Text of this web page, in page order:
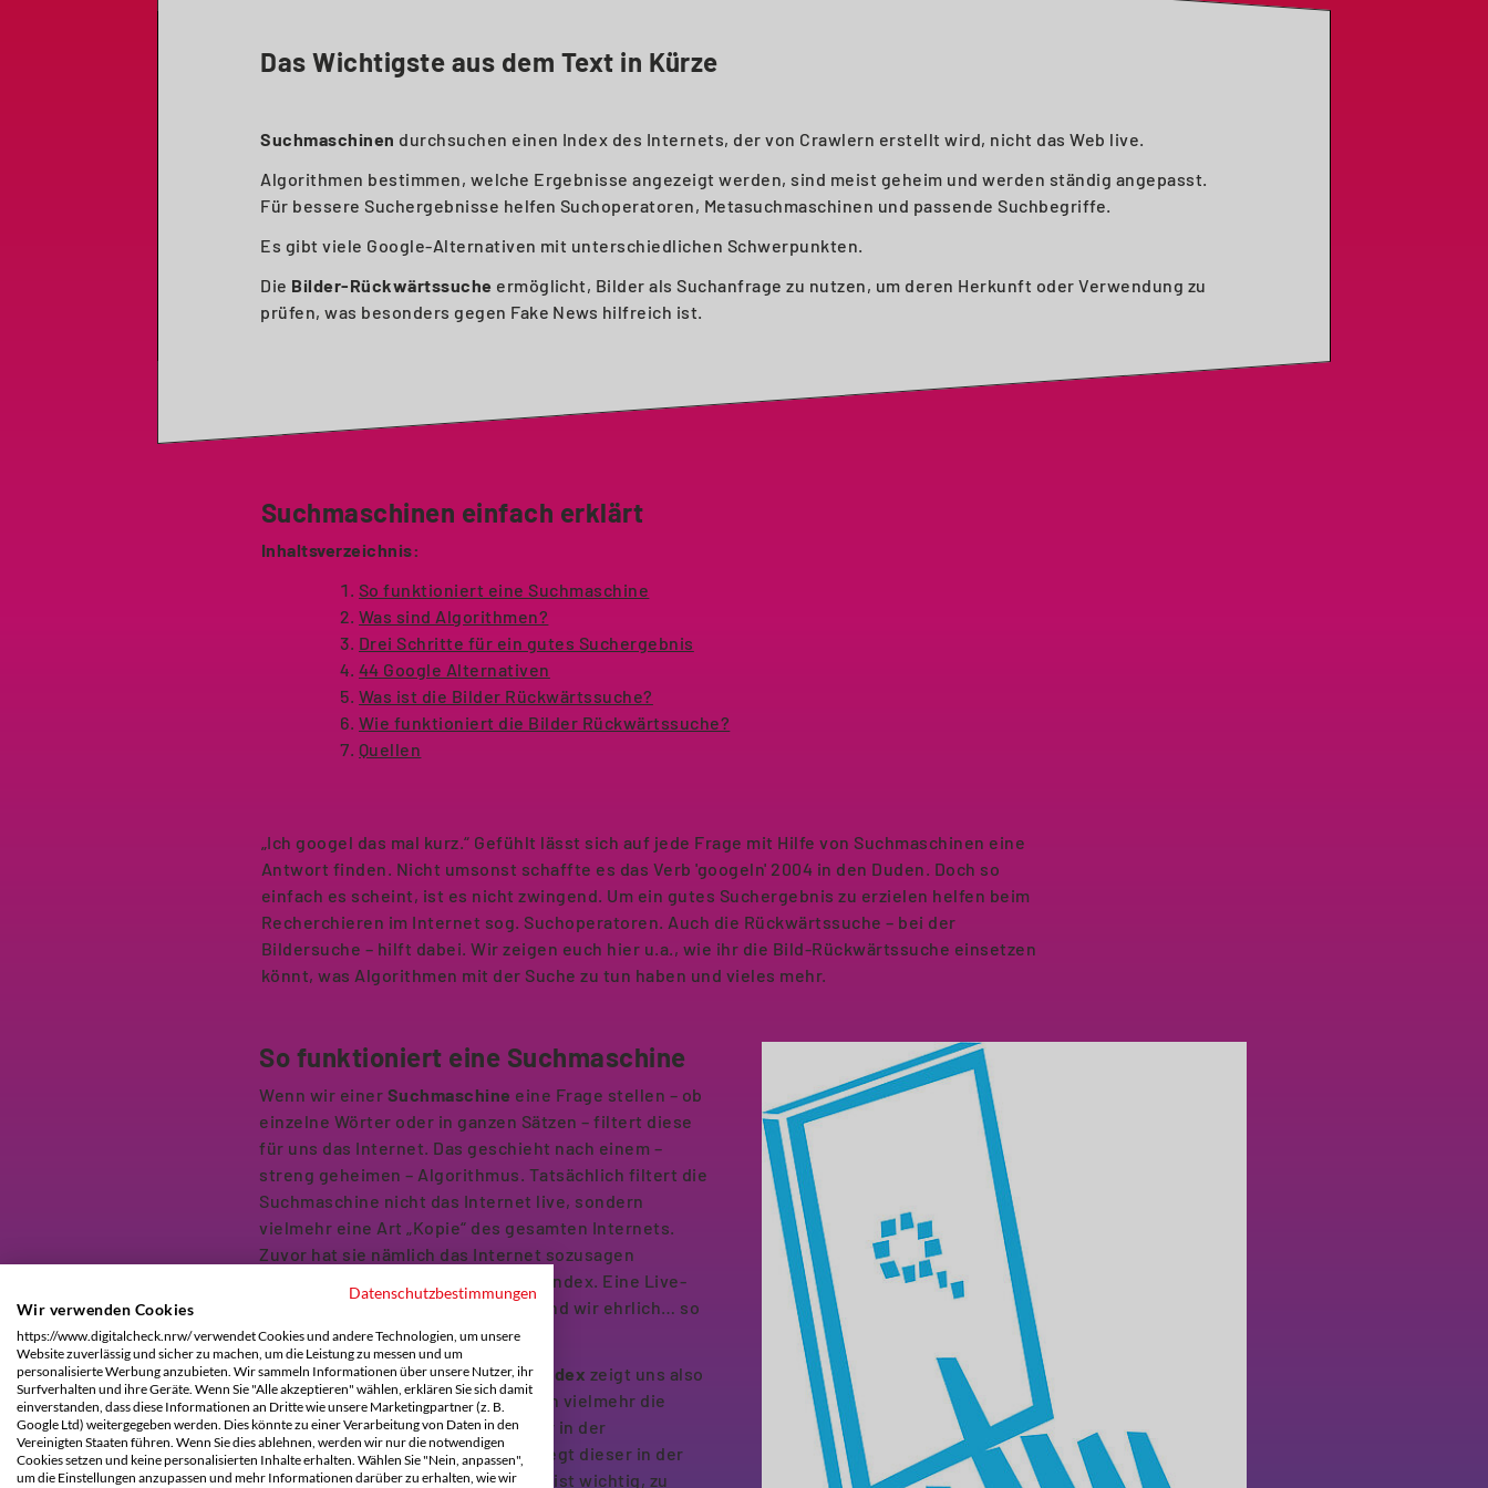
Das Wichtigste aus dem Text in Kürze
Suchmaschinen durchsuchen einen Index des Internets, der von Crawlern erstellt wird, nicht das Web live.
Algorithmen bestimmen, welche Ergebnisse angezeigt werden, sind meist geheim und werden ständig angepasst.
Für bessere Suchergebnisse helfen Suchoperatoren, Metasuchmaschinen und passende Suchbegriffe.
Es gibt viele Google-Alternativen mit unterschiedlichen Schwerpunkten.
Die Bilder-Rückwärtssuche ermöglicht, Bilder als Suchanfrage zu nutzen, um deren Herkunft oder Verwendung zu
prüfen, was besonders gegen Fake News hilfreich ist.
Suchmaschinen einfach erklärt
Inhaltsverzeichnis:
So funktioniert eine Suchmaschine
Was sind Algorithmen?
Drei Schritte für ein gutes Suchergebnis
44 Google Alternativen
Was ist die Bilder Rückwärtssuche?
Wie funktioniert die Bilder Rückwärtssuche?
Quellen
„Ich googel das mal kurz.“ Gefühlt lässt sich auf jede Frage mit Hilfe von Suchmaschinen eine
Antwort finden. Nicht umsonst schaffte es das Verb 'googeln' 2004 in den Duden. Doch so
einfach es scheint, ist es nicht zwingend. Um ein gutes Suchergebnis zu erzielen helfen beim
Recherchieren im Internet sog. Suchoperatoren. Auch die Rückwärtssuche – bei der
Bildersuche – hilft dabei. Wir zeigen euch hier u.a., wie ihr die Bild-Rückwärtssuche einsetzen
könnt, was Algorithmen mit der Suche zu tun haben und vieles mehr.
So funktioniert eine Suchmaschine
Wenn wir einer Suchmaschine eine Frage stellen – ob
einzelne Wörter oder in ganzen Sätzen – filtert diese
für uns das Internet. Das geschieht nach einem –
streng geheimen – Algorithmus. Tatsächlich filtert die
Suchmaschine nicht das Internet live, sondern
vielmehr eine Art „Kopie“ des gesamten Internets.
Zuvor hat sie nämlich das Internet sozusagen
„kopiert“. Diese „Kopie“ nennt man Index. Eine Live-
Suche würde Tage brauchen und sind wir ehrlich… so
lange möchte niemand warten.
Der sogenannteSuchmaschinen-Index zeigt uns also
keine Echtzeit-Ergebnisse, sondern vielmehr die
Ergebnisse zu einem Zeitpunkt, der in der
Vergangenheit liegt. In der Regel liegt dieser in der
sehr nahen Vergangenheit, aber es ist wichtig, zu
Datenschutzbestimmungen
Wir verwenden Cookies
https://www.digitalcheck.nrw/ verwendet Cookies und andere Technologien, um unsere
Website zuverlässig und sicher zu machen, um die Leistung zu messen und um
personalisierte Werbung anzubieten. Wir sammeln Informationen über unsere Nutzer, ihr
Surfverhalten und ihre Geräte. Wenn Sie "Alle akzeptieren" wählen, erklären Sie sich damit
einverstanden, dass diese Informationen an Dritte wie unsere Marketingpartner (z. B.
Google Ltd) weitergegeben werden. Dies könnte zu einer Verarbeitung von Daten in den
Vereinigten Staaten führen. Wenn Sie dies ablehnen, werden wir nur die notwendigen
Cookies setzen und keine personalisierten Inhalte erhalten. Wählen Sie "Nein, anpassen",
um die Einstellungen anzupassen und mehr Informationen darüber zu erhalten, wie wir